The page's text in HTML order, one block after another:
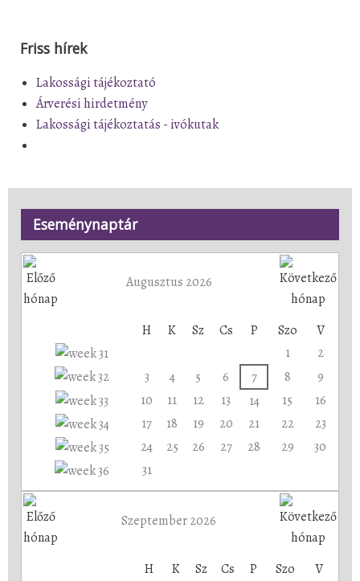
Friss hírek
Lakossági tájékoztató
Árverési hirdetmény
Lakossági tájékoztatás - ivókutak
Eseménynaptár
Augusztus 2026
H K Sz Cs P Szo
V
1
2
3
4 5 6 7 8
9
10
11 12 13 14 15
16
17
18 19 20 21 22
23
24
25 26 27 28 29
30
31
Szeptember 2026
H K Sz Cs P Szo
V